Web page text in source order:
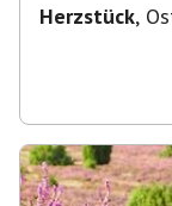
Herzstück,